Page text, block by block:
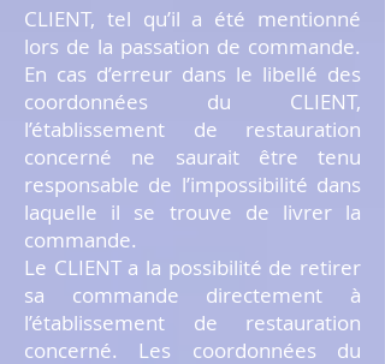
CLIENT, tel qu’il a été mentionné
lors de la passation de commande.
En cas d’erreur dans le libellé des
coordonnées du CLIENT,
l’établissement de restauration
concerné ne saurait être tenu
responsable de l’impossibilité dans
laquelle il se trouve de livrer la
commande.
Le CLIENT a la possibilité de retirer
sa commande directement à
l’établissement de restauration
concerné. Les coordonnées du